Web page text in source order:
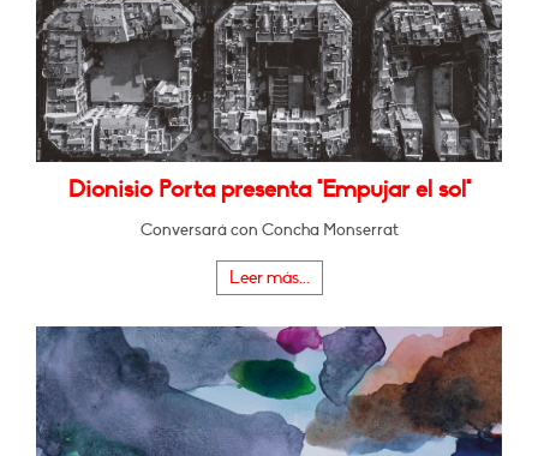
Dionisio Porta presenta "Empujar el sol"
Conversará con Concha Monserrat
Leer más...